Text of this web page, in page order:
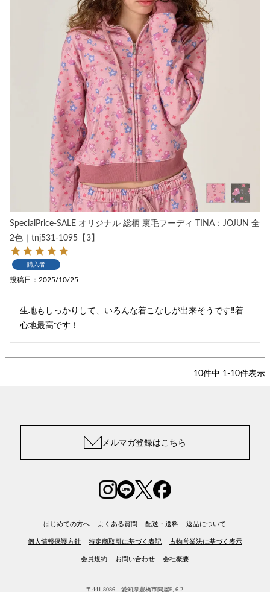
SpecialPrice-SALE オリジナル 総柄 裏毛フーディ TINA：JOJUN 全
2色｜tnj531-1095【3】
購入者
投稿日 2025/10/25
生地もしっかりして、いろんな着こなしが出来そうです‼︎着
心地最高です！
10件中 1-10件表示
メルマガ登録はこちら
はじめての方へ よくある質問 配送・送料 返品について
個人情報保護方針 特定商取引に基づく表記 古物営業法に基づく表示
会員規約 お問い合わせ 会社概要
〒441-8086 愛知県豊橋市問屋町6-2